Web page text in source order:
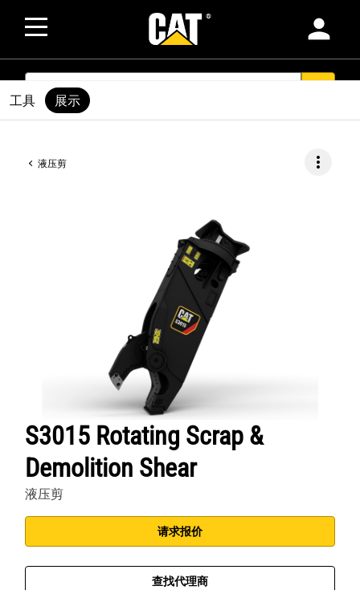
person
SEARCH
液压剪 more_vert
S3015 Rotating Scrap &
Demolition Shear
液压剪
请求报价
查找代理商
工具 展示